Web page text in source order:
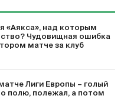
«Аякса», над которым
Чудовищная ошибка
матче за клуб
Лиги Европы – голый
полю, полежал, а потом